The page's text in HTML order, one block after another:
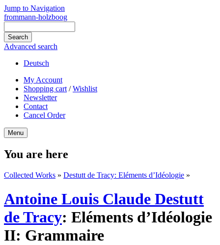
Jump to Navigation
frommann-holzboog
Advanced search
Deutsch
My Account
Shopping cart /Wishlist
Newsletter
Contact
Cancel Order
Menu
You are here
Collected Works » Destutt de Tracy: Eléments d’Idéologie »
Antoine Louis Claude Destutt
de Tracy: Eléments d’Idéologie
II: Grammaire